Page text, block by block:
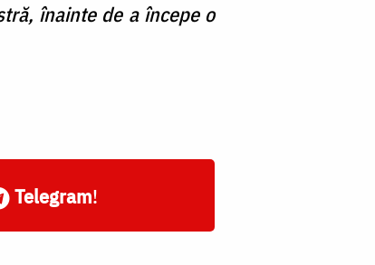
înainte de a începe o
Telegram!